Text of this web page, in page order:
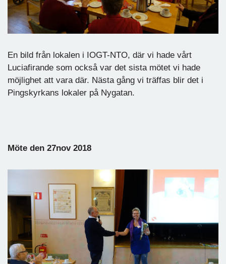
En bild från lokalen i IOGT-NTO, där vi hade vårt
Luciafirande som också var det sista mötet vi hade
möjlighet att vara där. Nästa gång vi träffas blir det i
Pingskyrkans lokaler på Nygatan.
Möte den 27nov 2018